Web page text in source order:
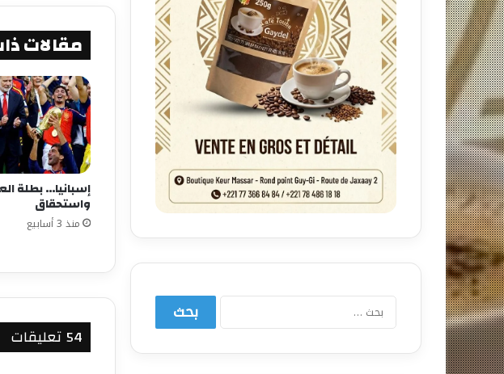
مقالات
إسبانيا… بطلة
واستحقاق
منذ 3 أسابيع
‫54 تعليقات
البحث